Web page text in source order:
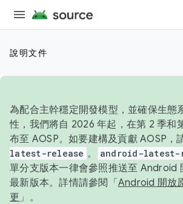
說明文件
為配合主幹穩定開發模型，並確保生態
性，我們將自 2026 年起，在第 2 季和
布至 AOSP。如要建構及貢獻 AOSP，
latest-release 。 android-latest-
單分支版本一律會參照推送至 Android
最新版本。詳情請參閱「 Android 開放
更 」。